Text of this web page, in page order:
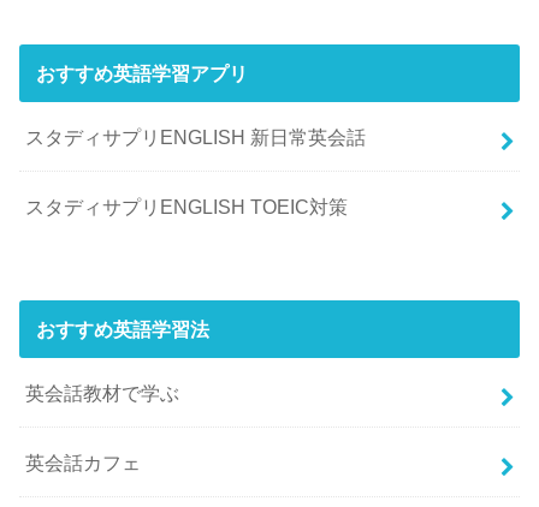
おすすめ英語学習アプリ
スタディサプリENGLISH 新日常英会話
スタディサプリENGLISH TOEIC対策
おすすめ英語学習法
英会話教材で学ぶ
英会話カフェ